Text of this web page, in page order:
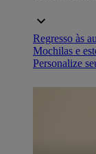
Regresso às
Mochilas e
Personalize